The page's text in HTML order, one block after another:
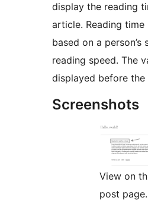
display the reading
article. Reading time
based on a person’s
reading speed. The
displayed before the
Screenshots
View on
post page.